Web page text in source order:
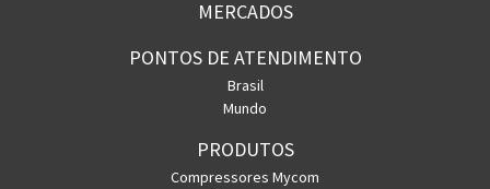
MERCADOS
PONTOS DE ATENDIMENTO
Brasil
Mundo
PRODUTOS
Compressores Mycom